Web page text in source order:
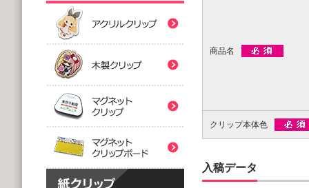
商品名
クリップ本体色
入稿データ
@80.96～
(5,000個 1個あたり)
@66.30～
(5,000個 1個あたり)
@80.96～
片面タイプ
@89.60～
@54.00～
(1,000個 1個あたり)
マグネットクリップ